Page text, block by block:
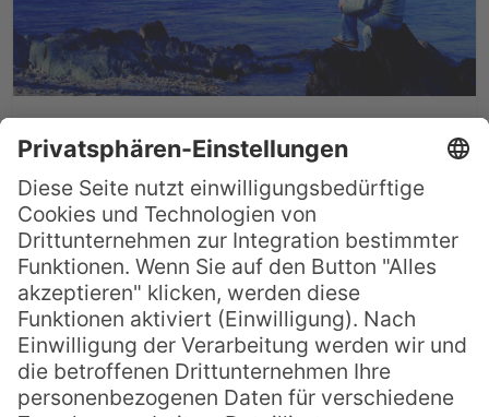
Queenstown – das St. Moritz
Neuseelands
Die Stadt Queenstown, die auf der
Südinsel am Lake Wakatipu liegt trägt
nicht zu Unrecht den Namen „das St
Moritz Neuseelands“. Von Queenstown
aus haben Sie einfachen Zugang zu 4